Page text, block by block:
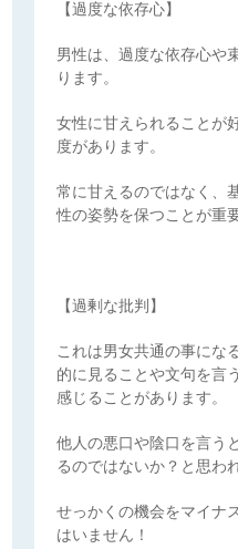
【過度な依存心】
男性は、過度な依存心や
ります。
女性に甘えられることが
度があります。
常に甘えるのではなく、
性の姿勢を保つことが重
【過剰な批判】
これは男女共通の事にな
的に見ることや文句を言
感じることがあります。
他人の悪口や陰口を言う
るのではないか？と思わ
せっかくの機会をマイナ
はいません！